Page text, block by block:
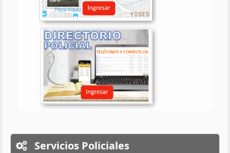
Servicios Policiales